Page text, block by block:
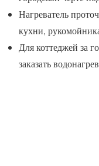
Нагреватель
кухни,
Для коттеджей за
заказать